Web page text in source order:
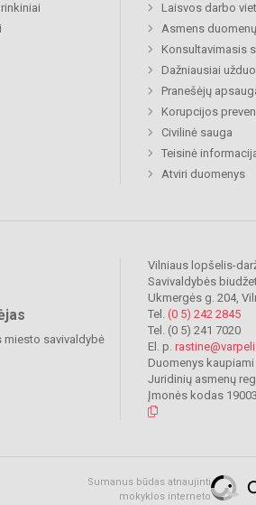
Laisvos darbo
Asmens
Konsultavimasis
Dažniausiai
Pranešėjų
Korupcijos
Civilinė sauga
Teisinė
Atviri duomenys
miesto savivaldybė
Vilniaus lopšelis-
Savivaldybės
Ukmergės g. 204,
Tel. (0 5) 242 2845
Tel. (0 5) 241 7020
El. p.
Duomenys
Juridinių asmenų
Įmonės kodas
Sumanus būdas atnaujinti
mokyklos interneto